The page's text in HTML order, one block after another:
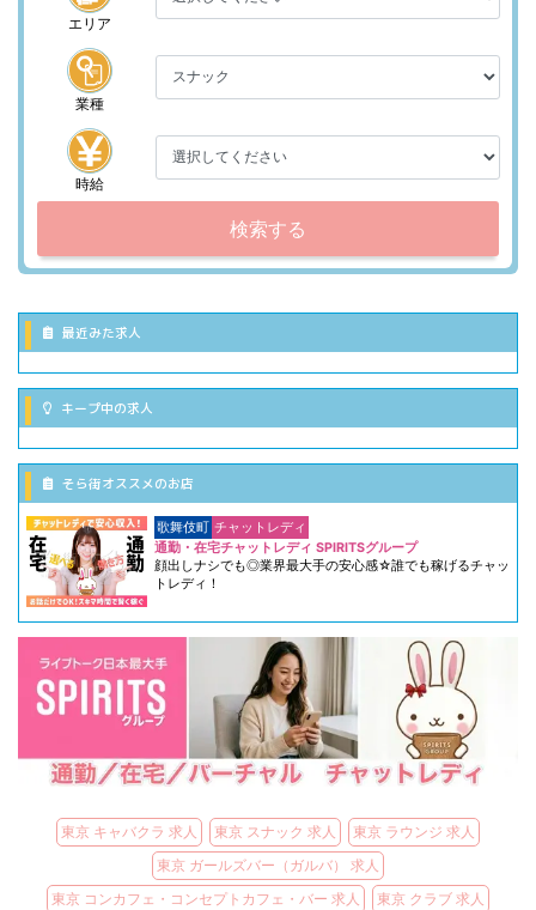
エリア
業種
時給
検索する
最近みた求人
キープ中の求人
そら街オススメのお店
歌舞伎町 チャットレディ
通勤・在宅チャットレディ SPIRITSグループ
顔出しナシでも◎業界最大手の安心感☆誰でも稼げるチャッ
トレディ！
東京 キャバクラ 求人 東京 スナック 求人
東京 ラウンジ 求人
東京 ガールズバー（ガルバ） 求人
東京 コンカフェ・コンセプトカフェ・バー 求人
東京 クラブ 求人